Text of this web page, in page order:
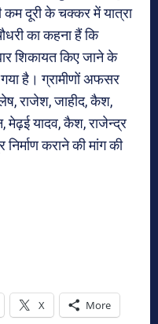
कम दूरी के चक्कर में यात्रा
का कहना हैं कि
शिकायत किए जाने के
गया है। ग्रामीणों अफसर
राजेश, जाहीद, कैश,
मेढ़ई यादव, कैश, राजेन्द्र
कराने की मांग की
X More